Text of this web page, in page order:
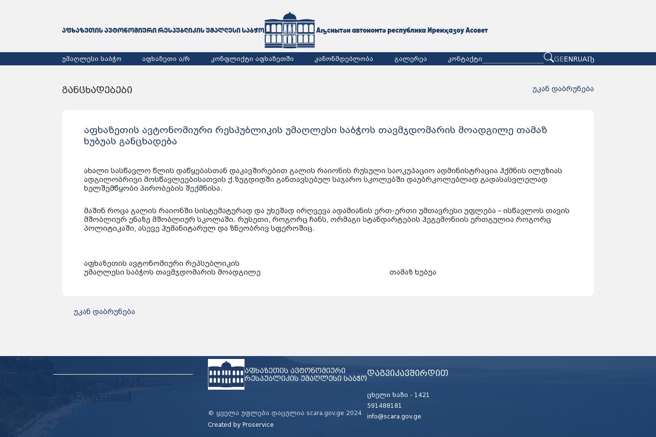
უმაღლესი საბჭო აფხაზეთი ა/რ კონფლიქტი აფხაზეთში კანონმდებლობა გალერეა კონტაქტი GEENRUАҦ
განცხადებები უკან დაბრუნება
აფხაზეთის ავტონომიური რესპუბლიკის უმაღლესი საბჭოს თავმჯდომარის მოადგილე თამაზ
ხუბუას განცხადება
ახალი სასწავლო წლის დაწყებასთან დაკავშირებით გალის რაიონის რუსული საოკუპაციო ადმინისტრაცია ჰქმნის ილუზიას
ადგილობრივი მოსწავლეებისათვის ქ.ზუგდიდში განთავსებულ საჯარო სკოლებში დაუბრკოლებლად გადასასვლელად
ხელშემწყობი პირობების შექმნისა.
მაშინ როცა გალის რაიონში სისტემატურად და უხეშად ირღვევა ადამიანის ერთ-ერთი უმთავრესი უფლება – ისწავლოს თავის
მშობლიურ ენაზე მშობლიურ სკოლაში. რუსეთი, როგორც ჩანს, ორმაგი სტანდარტების ჰეგემონიის ერთგულია როგორც
პოლიტიკაში, ასევე ჰუმანიტარულ და ზნეობრივ სფეროშიც.
აფხაზეთის ავტონომიური რეპსუბლიკის
უმაღლესი საბჭოს თავმჯდომარის მოადგილე თამაზ ხუბუა
უკან დაბრუნება
აფხაზეთის ავტონომიური
რესპუბლიკის უმაღლესი საბჭო
© ყველა უფლება დაცულია scara.gov.ge 2024
Created by Proservice
დაგვიკავშირდით
ცხელი ხაზი - 1421
591488181
info@scara.gov.ge